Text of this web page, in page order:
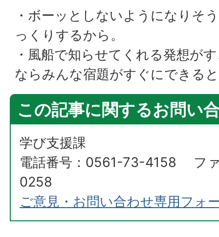
・ボーッとしないようになりそ
っくりするから。
・風船で知らせてくれる発想が
ならみんな宿題がすぐにできる
この記事に関するお問い
学び支援課
電話番号：0561-73-4158 フ
0258
ご意見・お問い合わせ専用フォ